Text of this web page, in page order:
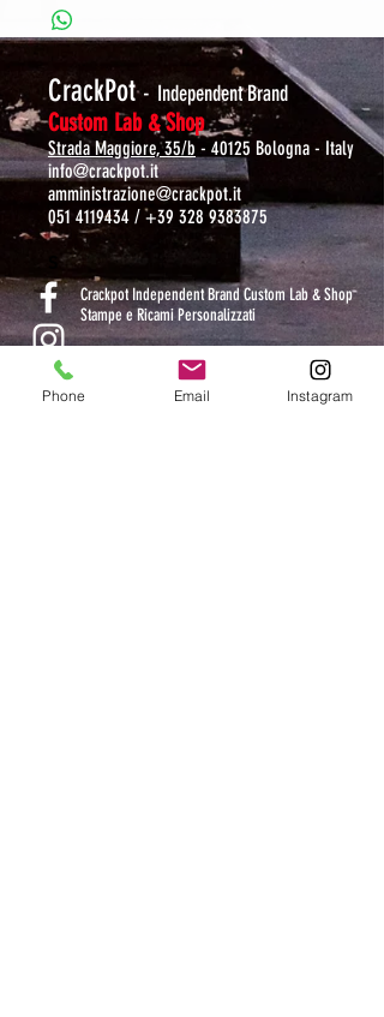
CrackPot- Independent Brand
Custom Lab & Shop
Strada Maggiore, 35/b - 40125 Bologna - Italy
info@crackpot.it
amministrazione@crackpot.it
051 4119434 /+39 328 9383875
Crackpot Independent Brand Custom Lab & Shop
Stampe e Ricami Personalizzati
crackpot_factory
Phone Email Instagram